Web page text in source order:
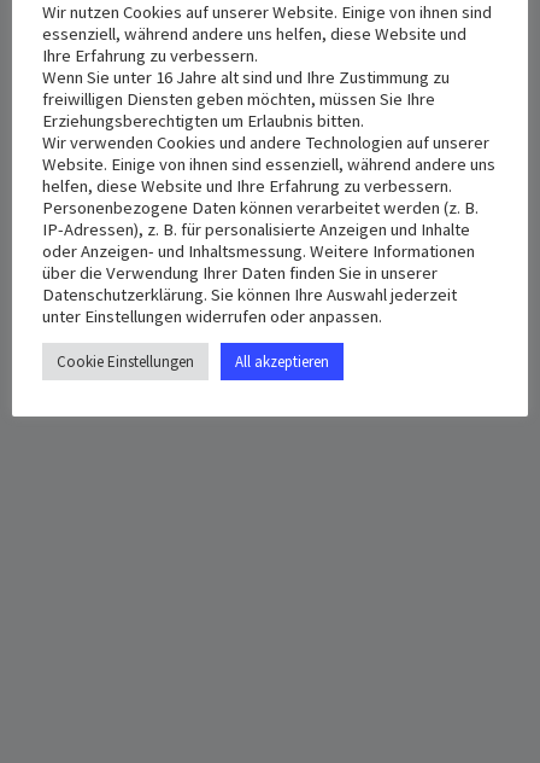
+ Add to Google Calendar + Add to iCalendar
DETAILS
Date:
Oktober 22, 2023
Time:
12:30 pm - 2:30 pm
VENUE
Maria Hilf
Platter Straße 5, 65193
Wiesbaden‎Deutschland +
Google Map
Wir nutzen Cookies auf unserer Website. Einige von ihnen sind
essenziell, während andere uns helfen, diese Website und
Ihre Erfahrung zu verbessern.
Wenn Sie unter 16 Jahre alt sind und Ihre Zustimmung zu
freiwilligen Diensten geben möchten, müssen Sie Ihre
Erziehungsberechtigten um Erlaubnis bitten.
Wir verwenden Cookies und andere Technologien auf unserer
Website. Einige von ihnen sind essenziell, während andere uns
helfen, diese Website und Ihre Erfahrung zu verbessern.
Personenbezogene Daten können verarbeitet werden (z. B.
IP-Adressen), z. B. für personalisierte Anzeigen und Inhalte
oder Anzeigen- und Inhaltsmessung. Weitere Informationen
über die Verwendung Ihrer Daten finden Sie in unserer
Datenschutzerklärung. Sie können Ihre Auswahl jederzeit
unter Einstellungen widerrufen oder anpassen.
Cookie Einstellungen All akzeptieren